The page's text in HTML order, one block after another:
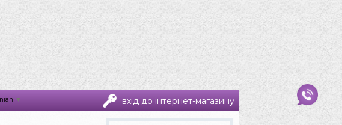
▼ вхід до інтернет-магазину